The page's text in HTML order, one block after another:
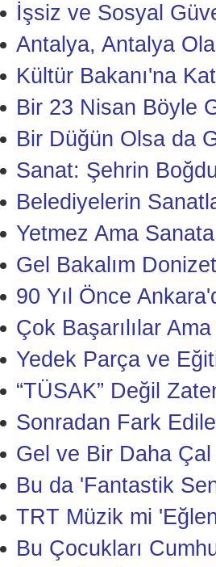
İşsiz ve Sosyal
Antalya, Antalya
Kültür Bakanı'na
Bir 23 Nisan Böyle
Bir Düğün Olsa da
Sanat: Şehrin
Belediyelerin
Yetmez Ama
Gel Bakalım
90 Yıl Önce
Çok Başarılılar
Yedek Parça ve
“TÜSAK” Değil
Sonradan Fark
Gel ve Bir Daha Çal
Bu da 'Fantastik
TRT Müzik mi
Bu Çocukları